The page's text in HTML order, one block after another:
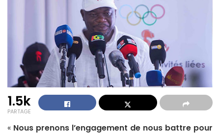
1.5k
PARTAGE
« Nous prenons l’engagement de nous battre pour